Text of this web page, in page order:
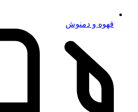
قهوه و دمنوش